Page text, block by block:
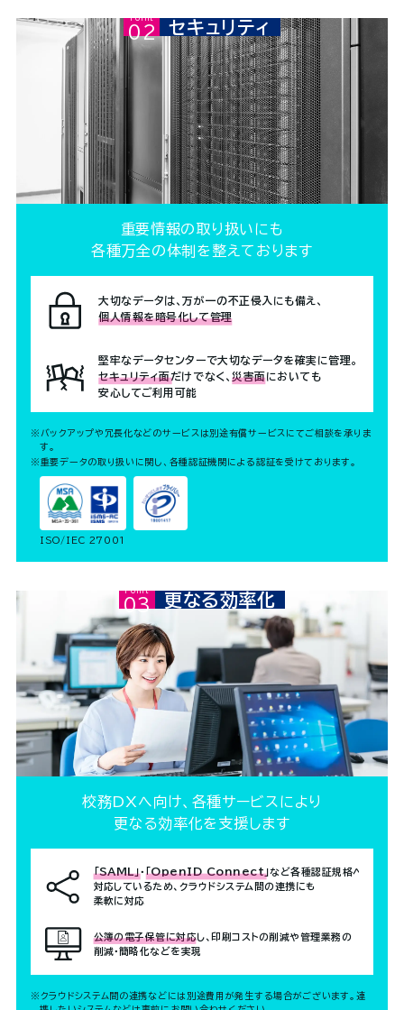
Point02セキュリティ
重要情報の取り扱いにも
各種万全の体制を整えております
大切なデータは、万が一の不正侵入にも備え、
個人情報を暗号化して管理
堅牢なデータセンターで大切なデータを確実に管理。
セキュリティ面だけでなく、災害面においても
安心してご利用可能
※バックアップや冗長化などのサービスは別途有償サービスにてご相談を承りま
す。
※重要データの取り扱いに関し、各種認証機関による認証を受けております。
ISO/IEC 27001
Point03更なる効率化
校務DXへ向け、各種サービスにより
更なる効率化を支援します
「SAML」・ 「OpenID Connect」など各種認証規格へ
対応しているため、クラウドシステム間の連携にも
柔軟に対応
公簿の電子保管に対応し、印刷コストの削減や管理業務の
削減・簡略化などを実現
※クラウドシステム間の連携などには別途費用が発生する場合がございます。連